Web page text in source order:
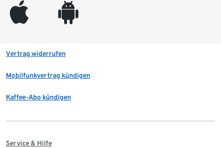
appleinc android
Vertrag widerrufen
Mobilfunkvertrag kündigen
Kaffee-Abo kündigen
Service & Hilfe